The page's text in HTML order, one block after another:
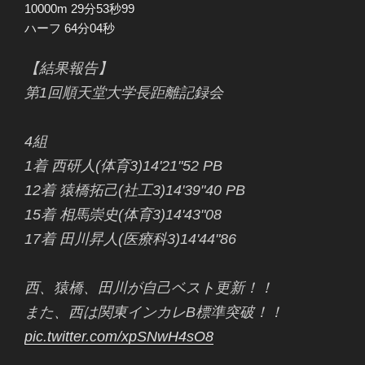
10000m 29分53秒99
ハーフ 64分04秒
【結果報告】
第1回順天堂大学長距離記録会
4組
1着 西研人(体育3)14'21"52 PB
12着 猿橋拓己(社工3)14'39"40 PB
15着 相馬崇史(体育3)14'43"08
17着 田川昇人(医療科3)14'44"86
西、猿橋、田川が自己ベスト更新！！
また、西は関東インカレB標準突破！！
pic.twitter.com/xpSNwH4sO8